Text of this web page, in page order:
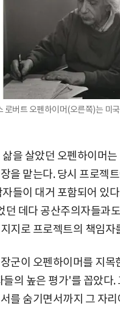
로버트 오펜하이머(오른쪽)는 미
을 살았던 오펜하이머
을 맡는다. 당시 프로젝
들이 대거 포함되어 있
던 데다 공산주의자들과
지로 프로젝트의 책임자
군이 오펜하이머를 지
의 높은 평가'를 꼽았다
를 숨기면서까지 그 자